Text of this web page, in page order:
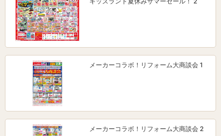
メーカーコラボ！リフォーム大商談会 1
メーカーコラボ！リフォーム大商談会 2